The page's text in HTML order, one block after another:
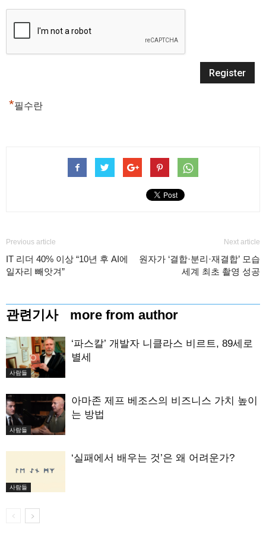
*필수란
Previous article
IT 리더 40% 이상 “10년 후 AI에
일자리 빼앗겨”
Next article
원자가 ‘결합·분리·재결합’ 모습
세계 최초 촬영 성공
관련기사 more from author
사람들
‘파스칼’ 개발자 니클라스 비르트, 89세로
별세
사람들
아마존 제프 베조스의 비즈니스 가치 높이
는 방법
사람들
‘실패에서 배우는 것’은 왜 어려운가?